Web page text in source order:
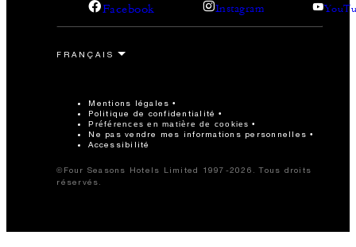
Facebook Instagram
Mentions légales
Politique de confidentialité
Préférences en matière de cookies
Ne pas vendre mes informations personnelles
Accessibilité
©Four Seasons Hotels Limited 1997-2026. Tous droits
réservés.